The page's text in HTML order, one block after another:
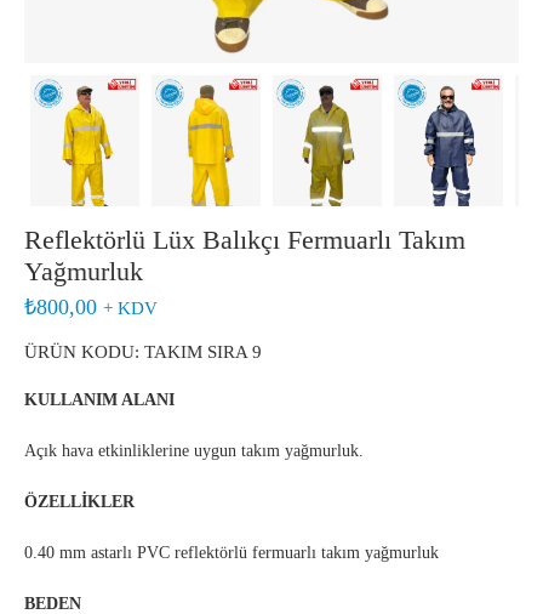
Reflektörlü Lüx Balıkçı Fermuarlı Takım
Yağmurluk
₺800,00 + KDV
ÜRÜN KODU: TAKIM SIRA 9
KULLANIM ALANI
Açık hava etkinliklerine uygun takım yağmurluk.
ÖZELLİKLER
0.40 mm astarlı PVC reflektörlü fermuarlı takım yağmurluk
BEDEN